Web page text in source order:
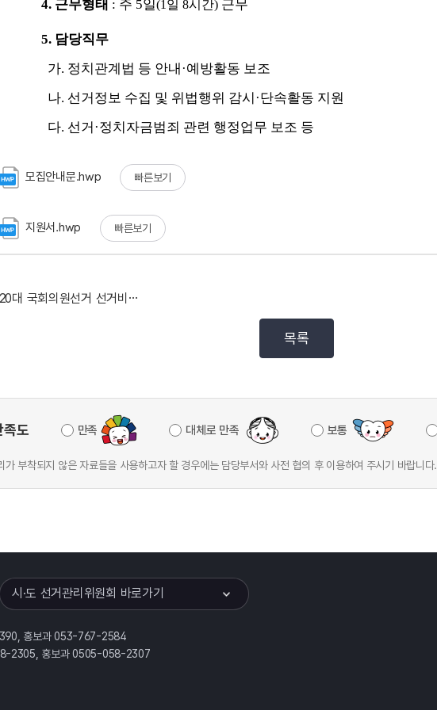
모집안내문.hwp 빠른보기
지원서.hwp 빠른보기
제20대 국회의원선거 선거비용제한액 공고
목록
족도 만족 대체로 만족 보통
가 부착되지 않은 자료들을 사용하고자 할 경우에는 담당부서와 사전 협의 후 이용하여 주시기 바랍니다.
시·도 선거관리위원회 바로가기
홍보과 053-767-2584
2305, 홍보과 0505-058-2307